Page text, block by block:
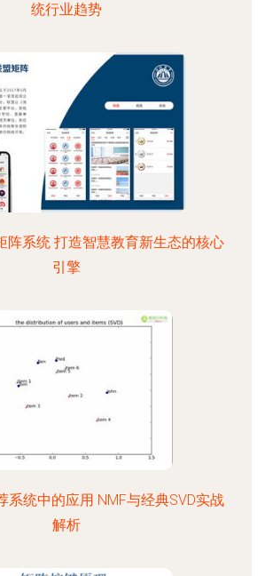
统行业趋势
阵系统 打造智慧教育新生态的核心
引擎
系统中的应用 NMF与经典SVD实战
解析